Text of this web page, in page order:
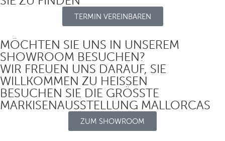
TERMIN VEREINBAREN
MÖCHTEN SIE UNS IN UNSEREM
SHOWROOM BESUCHEN?
WIR FREUEN UNS DARAUF, SIE
WILLKOMMEN ZU HEISSEN
BESUCHEN SIE DIE GRÖSSTE
MARKISENAUSSTELLUNG MALLORCAS
ZUM SHOWROOM